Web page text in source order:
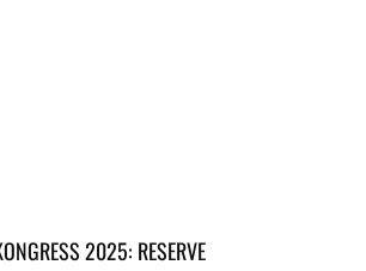
2025: RESERVE